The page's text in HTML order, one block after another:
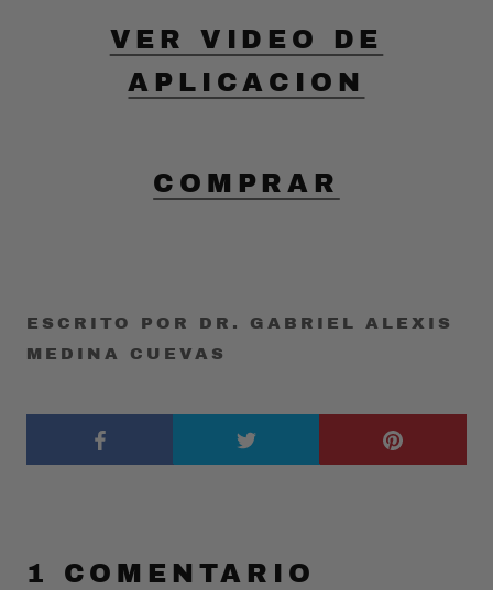
VER VIDEO DE
APLICACION
COMPRAR
ESCRITO POR DR. GABRIEL ALEXIS
MEDINA CUEVAS
1 COMENTARIO